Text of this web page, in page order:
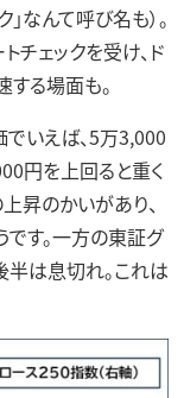
なんて呼び名も）。
チェックを受け、ド
る場面も。
いえば、5万3,000
円を上回ると重く
昇のかいがあり、
す。一方の東証グ
半は息切れ。これは